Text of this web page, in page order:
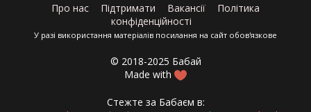
Про нас Підтримати Вакансії
Політика
конфіденційності
У разі використання матеріалів посилання на сайт обов'язкове
© 2018-2025 Бабай
Made with
Стежте за Бабаєм в: